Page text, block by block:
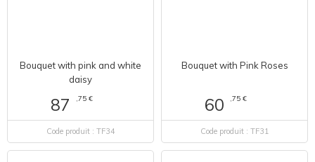
Bouquet with pink and white
daisy
87 ,75 €
Code produit : TF34
Bouquet with Pink Roses
60 ,75 €
Code produit : TF31